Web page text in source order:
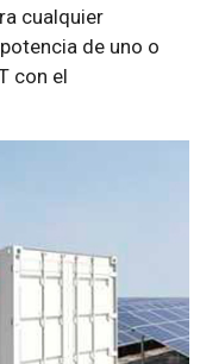
cualquier
de uno o
con el